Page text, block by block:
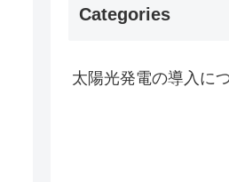
Categories
太陽光発電の導入に